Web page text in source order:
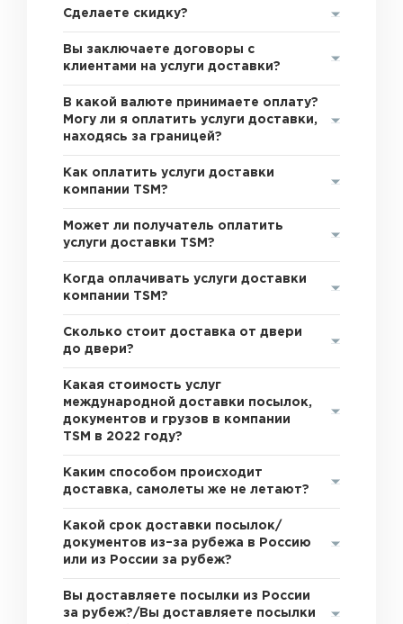
Сделаете скидку?
Вы заключаете договоры с
клиентами на услуги доставки?
В какой валюте принимаете оплату?
Могу ли я оплатить услуги доставки,
находясь за границей?
Как оплатить услуги доставки
компании TSM?
Может ли получатель оплатить
услуги доставки TSM?
Когда оплачивать услуги доставки
компании TSM?
Сколько стоит доставка от двери
до двери?
Какая стоимость услуг
международной доставки посылок,
документов и грузов в компании
TSM в 2022 году?
Каким способом происходит
доставка, самолеты же не летают?
Какой срок доставки посылок/
документов из–за рубежа в Россию
или из России за рубеж?
Вы доставляете посылки из России
за рубеж?/Вы доставляете посылки